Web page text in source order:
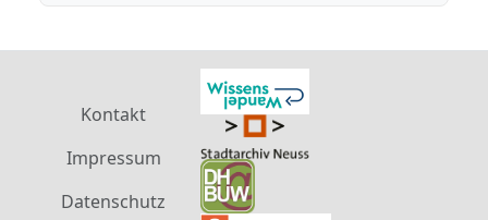
Kontakt
Impressum
Datenschutz